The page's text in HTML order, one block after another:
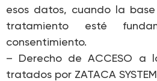
esos datos, cuando la
tratamiento esté
consentimiento.
– Derecho de ACCESO a
tratados por ZATACA